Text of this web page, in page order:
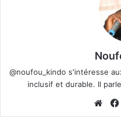
@noufou_kindo s'intéresse
inclusif et durable. Il
We
bsi